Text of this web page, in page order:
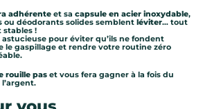
adhérente et sa capsule en acier inoxydable,
ou déodorants solides semblent léviter… tout
!
pour éviter qu’ils ne fondent
gaspillage et rendre votre routine zéro
rouille pas et vous fera gagner à la fois du